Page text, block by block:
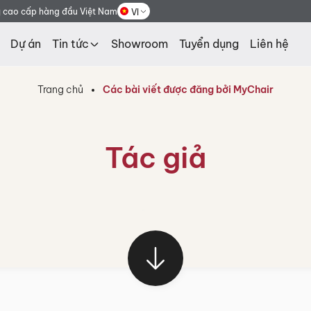
cấp hàng đầu Việt Nam VI
Dự án Tin tức Showroom Tuyển dụng Liên hệ
Trang chủ Các bài viết được đăng bởi MyChair
Tác giả